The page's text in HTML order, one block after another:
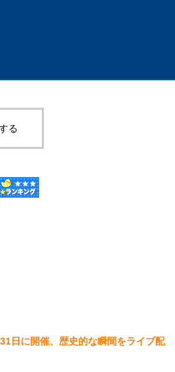
る
日に開催、歴史的な瞬間をライブ配